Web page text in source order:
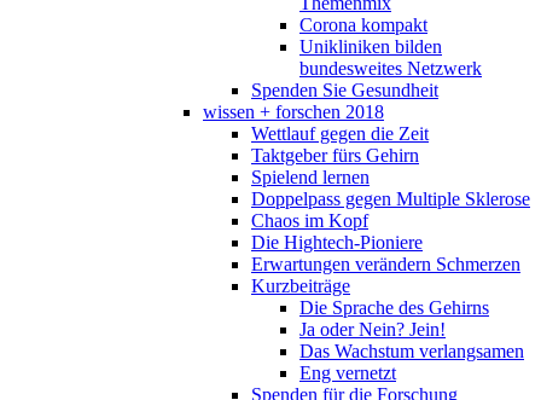
Corona kompakt
Unikliniken bilden
bundesweites Netzwerk
Spenden Sie Gesundheit
wissen + forschen 2018
Wettlauf gegen die Zeit
Taktgeber fürs Gehirn
Spielend lernen
Doppelpass gegen Multiple Sklerose
Chaos im Kopf
Die Hightech-Pioniere
Erwartungen verändern Schmerzen
Kurzbeiträge
Die Sprache des Gehirns
Ja oder Nein? Jein!
Das Wachstum verlangsamen
Eng vernetzt
Spenden für die Forschung